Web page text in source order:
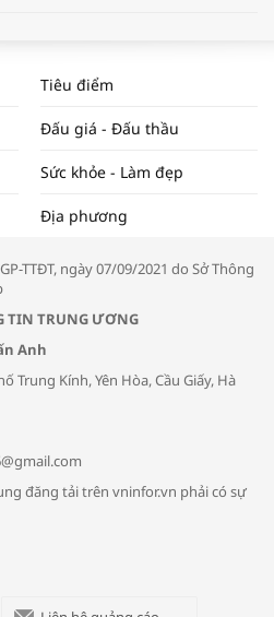
NĂM 2024 VÀ NĂM 2025 | NHỊP
TRƯỜNG #62
“Xúc tiến thương mại: Khơi
tư vấn cách phòng tránh bệnh
hô hấp trong thời tiết giao mùa
thương cho em
Tiêu điểm
Đấu giá - Đấu thầu
Sức khỏe - Làm đẹp
Địa phương
TTĐT, ngày 07/09/2021 do Sở Thông
TIN TRUNG ƯƠNG
Anh
Trung Kính, Yên Hòa, Cầu Giấy, Hà
đăng tải trên vninfor.vn phải có sự